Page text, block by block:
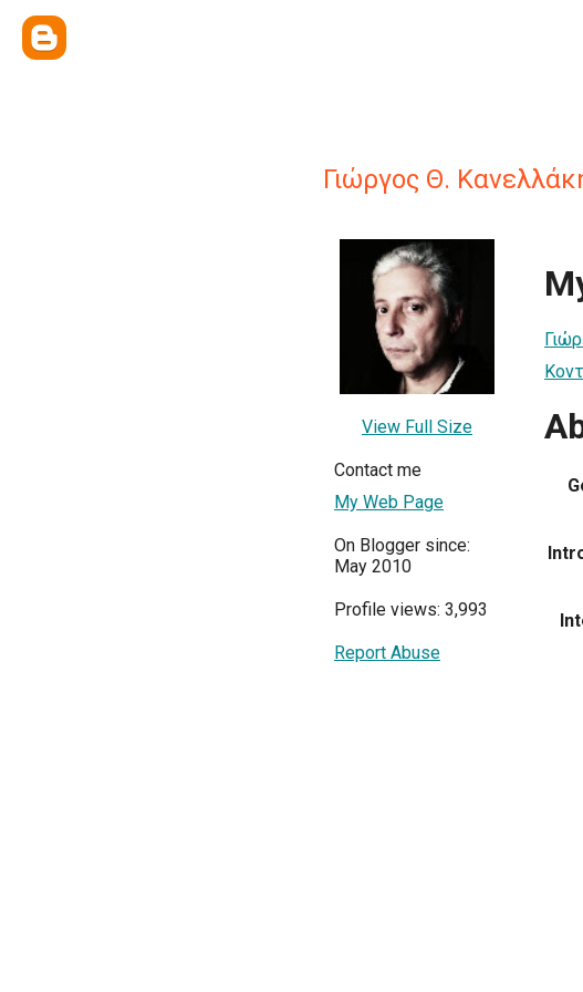
Γιώργος Θ.
View Full Size
Contact me
My Web Page
On Blogger since:
May 2010
Profile views: 3,993
Report Abuse